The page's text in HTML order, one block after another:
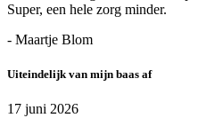
Super, een hele zorg minder.
- Maartje Blom
Uiteindelijk van mijn baas af
17 juni 2026